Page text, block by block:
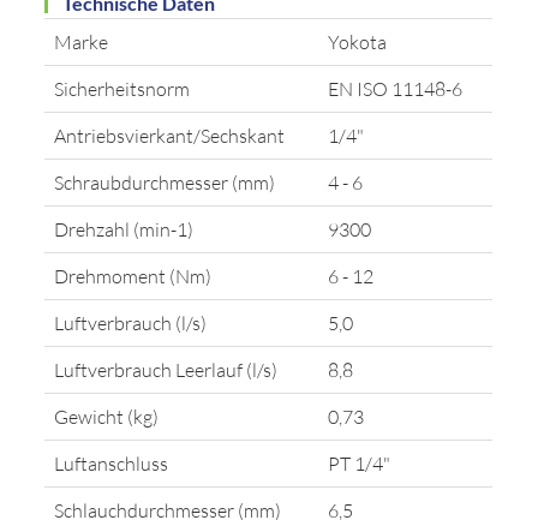
Marke
Yokota
Sicherheitsnorm
EN ISO 11148-6
Antriebsvierkant/Sechskant
1/4"
Schraubdurchmesser (mm)
4 - 6
Drehzahl (min-1)
9300
Drehmoment (Nm)
6 - 12
Luftverbrauch (l/s)
5,0
Luftverbrauch Leerlauf (l/s)
8,8
Gewicht (kg)
0,73
Luftanschluss
PT 1/4"
Schlauchdurchmesser (mm)
6,5